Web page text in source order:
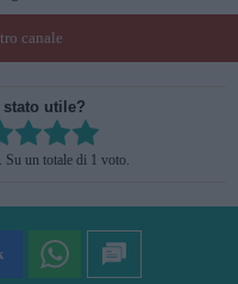
canale
stato utile?
item:
RATING
Su un totale di 1 voto.